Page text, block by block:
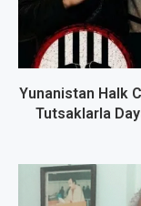
Yunanistan Halk
Tutsaklarla